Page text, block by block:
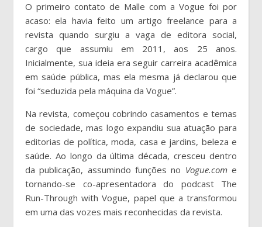
O primeiro contato de Malle com a Vogue foi por
acaso: ela havia feito um artigo freelance para a
revista quando surgiu a vaga de editora social,
cargo que assumiu em 2011, aos 25 anos.
Inicialmente, sua ideia era seguir carreira acadêmica
em saúde pública, mas ela mesma já declarou que
foi “seduzida pela máquina da Vogue”.
Na revista, começou cobrindo casamentos e temas
de sociedade, mas logo expandiu sua atuação para
editorias de política, moda, casa e jardins, beleza e
saúde. Ao longo da última década, cresceu dentro
da publicação, assumindo funções no Vogue.come
tornando-se co-apresentadora do podcast The
Run-Through with Vogue, papel que a transformou
em uma das vozes mais reconhecidas da revista.